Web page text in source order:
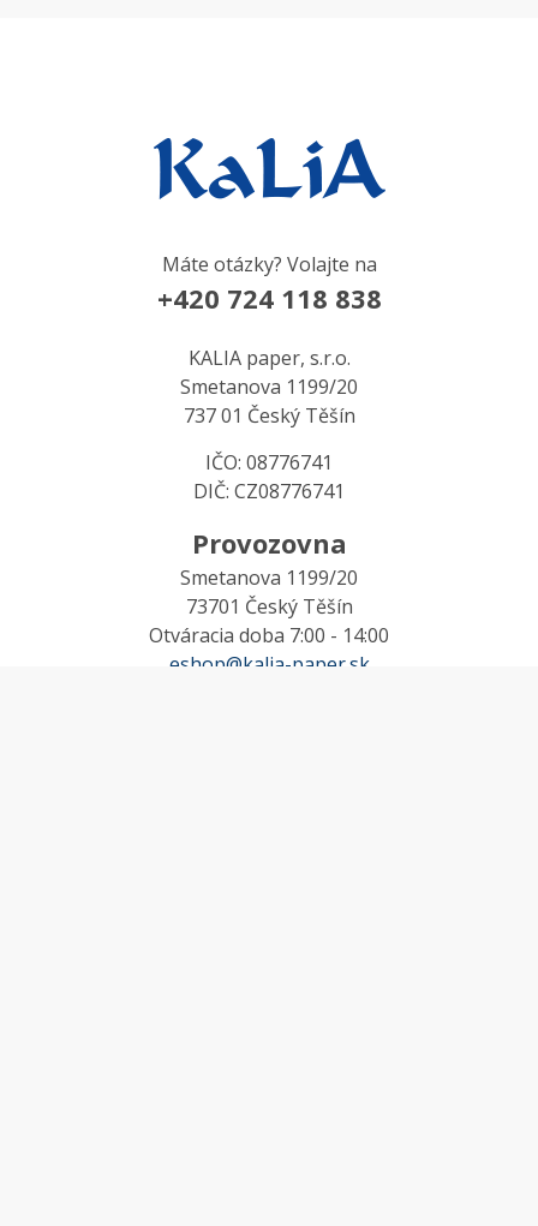
Máte otázky? Volajte na
+420 724 118 838
KALIA paper, s.r.o.
Smetanova 1199/20
737 01 Český Těšín
IČO: 08776741
DIČ: CZ08776741
Provozovna
Smetanova 1199/20
73701 Český Těšín
Otváracia doba 7:00 - 14:00
eshop@kalia-paper.sk